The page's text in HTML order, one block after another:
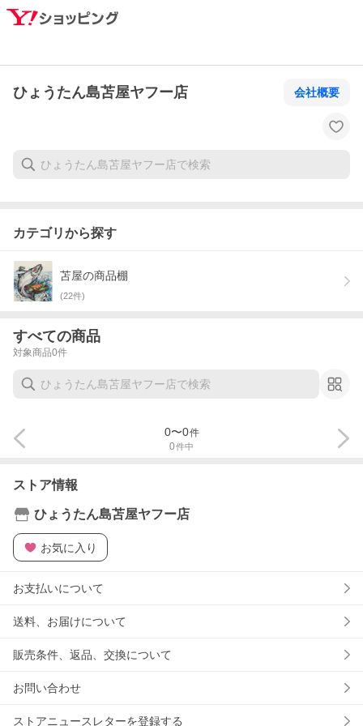
ひょうたん島苫屋ヤフー店 会社概要
カテゴリから探す
苫屋の商品棚
(22件)
すべての商品
対象商品0件
0件中
0〜0件
ストア情報
ひょうたん島苫屋ヤフー店
お気に入り
お支払いについて
送料、お届けについて
販売条件、返品、交換について
お問い合わせ
ストアニュースレターを登録する